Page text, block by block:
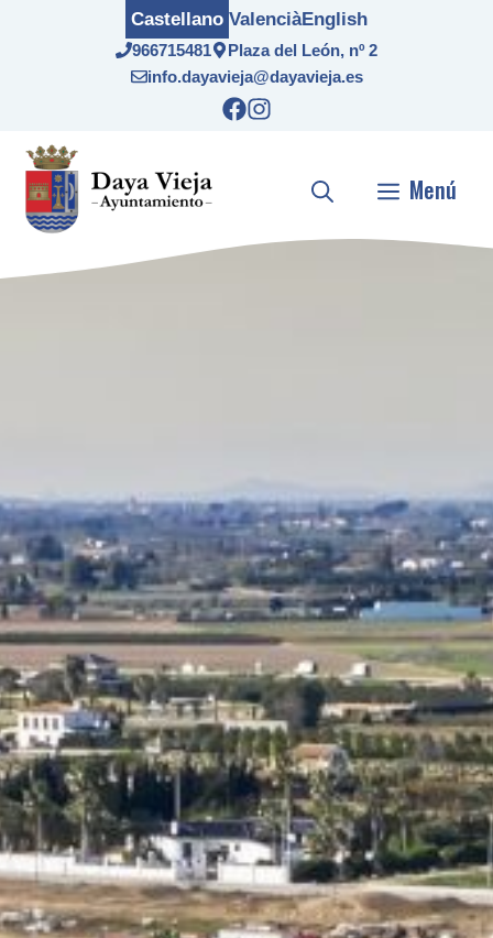
966715481
Plaza del León, nº 2
info.dayavieja@dayavieja.es
Castellano ValenciàEnglish
Menú